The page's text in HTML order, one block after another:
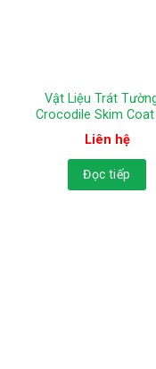
Vật Liệu Trát
Crocodile Skim Coat
Liên hệ
Đọc tiếp